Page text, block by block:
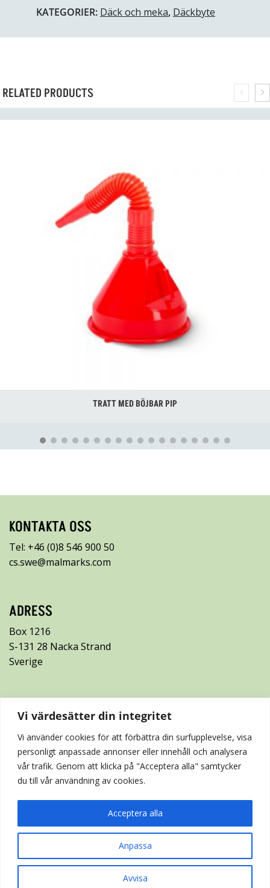
Vi värdesätter din integritet
Vi använder cookies för att förbättra din surfupplevelse, visa
personligt anpassade annonser eller innehåll och analysera
vår trafik. Genom att klicka på "Acceptera alla" samtycker
du till vår användning av cookies.
Anpassa
Avvisa
Acceptera alla
KATEGORIER: Däck och meka, Däckbyte
RELATED PRODUCTS
KONTAKTA OSS
Tel: +46 (0)8 546 900 50
cs.swe@malmarks.com
ADRESS
Box 1216
S-131 28 Nacka Strand
Sverige
FÖLJ OSS PÅ SOCIALA MEDIER